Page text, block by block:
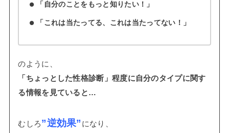
「自分のことをもっと知りたい！」
「これは当たってる、これは当たってない！」
のように、
「ちょっとした性格診断」程度に自分のタイプに関す
る情報を見ていると…
むしろ”逆効果” になり、